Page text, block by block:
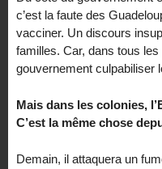
c’est la faute des
vacciner. Un discours
familles. Car, dans tous
gouvernement culpabiliser
Mais dans les colonies,
C’est la même chose
Demain, il attaquera un